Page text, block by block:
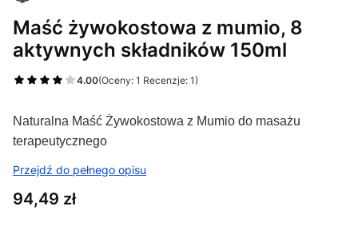
Maść żywokostowa z mumio, 8
aktywnych składników 150ml
4.00(Oceny: 1 Recenzje: 1)
Naturalna Maść Żywokostowa z Mumio do masażu
terapeutycznego
Przejdź do pełnego opisu
Cena
94,49 zł